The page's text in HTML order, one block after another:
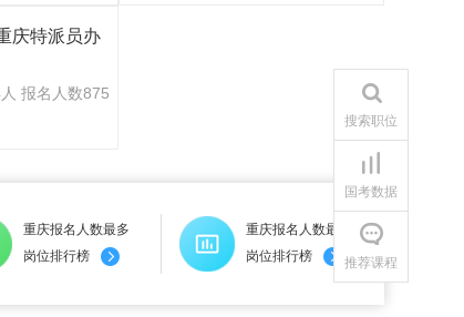
庆特派员办
报名人数875
重庆报名人数最多
岗位排行榜
重庆报名人数最少
岗位排行榜
搜索职位
国考数据
推荐课程